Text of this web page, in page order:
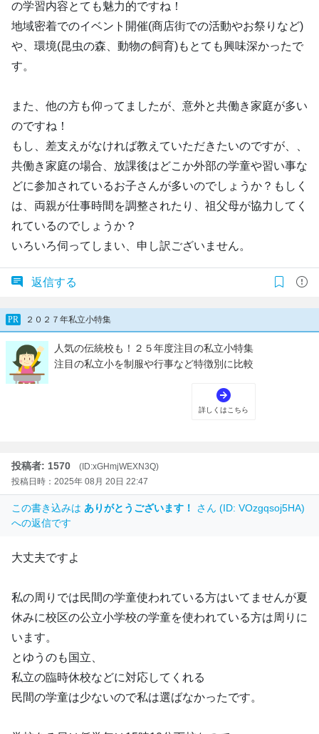
の学習内容とても魅力的ですね！
地域密着でのイベント開催(商店街での活動やお祭りなど)
や、環境(昆虫の森、動物の飼育)もとても興味深かったで
す。
また、他の方も仰ってましたが、意外と共働き家庭が多い
のですね！
もし、差支えがなければ教えていただきたいのですが、、
共働き家庭の場合、放課後はどこか外部の学童や習い事な
どに参加されているお子さんが多いのでしょうか？もしく
は、両親が仕事時間を調整されたり、祖父母が協力してく
れているのでしょうか？
いろいろ伺ってしまい、申し訳ございません。
返信する
投稿者: 1570
(ID:xGHmjWEXN3Q)
投稿日時：2025年 08月 20日 22:47
この書き込みは ありがとうございます！
さん (ID: VOzgqsoj5HA)
への返信です
大丈夫ですよ
私の周りでは民間の学童使われている方はいてませんが夏
休みに校区の公立小学校の学童を使われている方は周りに
います。
とゆうのも国立、
私立の臨時休校などに対応してくれる
民間の学童は少ないので私は選ばなかったです。